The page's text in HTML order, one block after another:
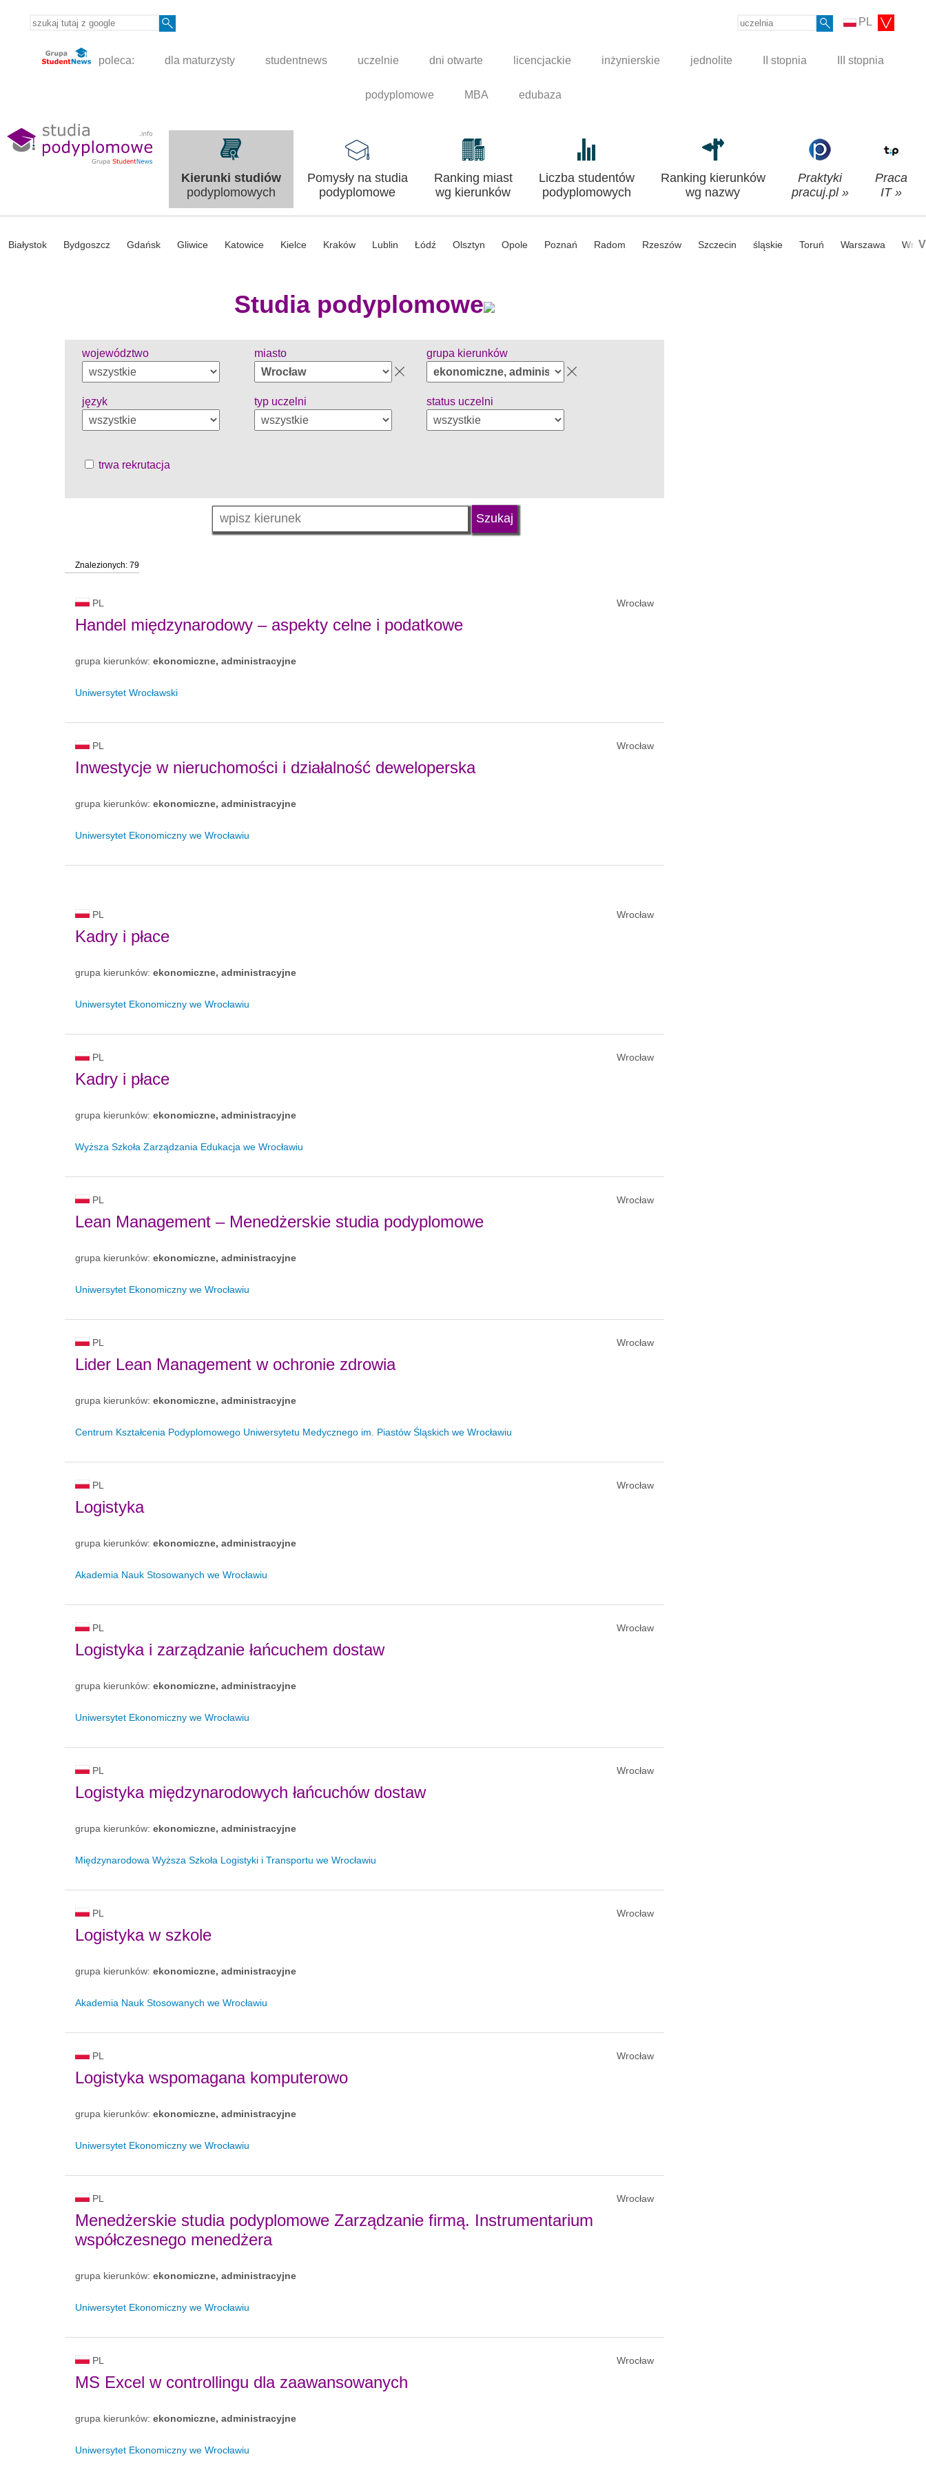
PL
poleca: dla maturzysty studentnews uczelnie dni otwarte licencjackie inżynierskie jednolite II stopnia III stopnia
podyplomowe MBA edubaza
Kierunki studiów
podyplomowych
Pomysły na studia
podyplomowe
Ranking miast
wg kierunków
Liczba studentów
podyplomowych
Ranking kierunków
wg nazwy
Praktyki
pracuj.pl »
Praca
IT »
Białystok Bydgoszcz Gdańsk Gliwice Katowice Kielce Kraków Lublin Łódź Olsztyn Opole Poznań Radom Rzeszów Szczecin śląskie Toruń Warszawa V
Studia podyplomowe
województwo miasto grupa kierunków
język typ uczelni status uczelni
trwa rekrutacja
Znalezionych: 79
PL Wrocław
Handel międzynarodowy – aspekty celne i podatkowe
grupa kierunków: ekonomiczne, administracyjne
Uniwersytet Wrocławski
PL Wrocław
Inwestycje w nieruchomości i działalność deweloperska
grupa kierunków: ekonomiczne, administracyjne
Uniwersytet Ekonomiczny we Wrocławiu
PL Wrocław
Kadry i płace
grupa kierunków: ekonomiczne, administracyjne
Uniwersytet Ekonomiczny we Wrocławiu
PL Wrocław
Kadry i płace
grupa kierunków: ekonomiczne, administracyjne
Wyższa Szkoła Zarządzania Edukacja we Wrocławiu
PL Wrocław
Lean Management – Menedżerskie studia podyplomowe
grupa kierunków: ekonomiczne, administracyjne
Uniwersytet Ekonomiczny we Wrocławiu
PL Wrocław
Lider Lean Management w ochronie zdrowia
grupa kierunków: ekonomiczne, administracyjne
Centrum Kształcenia Podyplomowego Uniwersytetu Medycznego im. Piastów Śląskich we Wrocławiu
PL Wrocław
Logistyka
grupa kierunków: ekonomiczne, administracyjne
Akademia Nauk Stosowanych we Wrocławiu
PL Wrocław
Logistyka i zarządzanie łańcuchem dostaw
grupa kierunków: ekonomiczne, administracyjne
Uniwersytet Ekonomiczny we Wrocławiu
PL Wrocław
Logistyka międzynarodowych łańcuchów dostaw
grupa kierunków: ekonomiczne, administracyjne
Międzynarodowa Wyższa Szkoła Logistyki i Transportu we Wrocławiu
PL Wrocław
Logistyka w szkole
grupa kierunków: ekonomiczne, administracyjne
Akademia Nauk Stosowanych we Wrocławiu
PL Wrocław
Logistyka wspomagana komputerowo
grupa kierunków: ekonomiczne, administracyjne
Uniwersytet Ekonomiczny we Wrocławiu
PL Wrocław
Menedżerskie studia podyplomowe Zarządzanie firmą. Instrumentarium
współczesnego menedżera
grupa kierunków: ekonomiczne, administracyjne
Uniwersytet Ekonomiczny we Wrocławiu
PL Wrocław
MS Excel w controllingu dla zaawansowanych
grupa kierunków: ekonomiczne, administracyjne
Uniwersytet Ekonomiczny we Wrocławiu